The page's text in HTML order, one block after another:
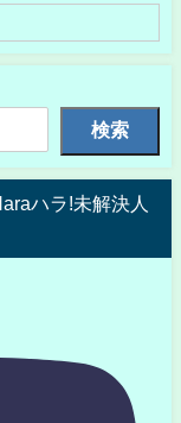
検索
ハラ!未解決人